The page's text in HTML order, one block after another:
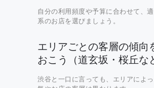
自分の利用頻度や予算に合わせて、
系のお店を選びましょう。
エリアごとの客層の傾向
おこう（道玄坂・桜丘な
渋谷と一口に言っても、エリアによ